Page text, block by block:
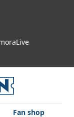
Fan shop